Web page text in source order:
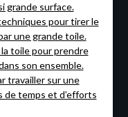
grande surface.
pour tirer le
une grande toile.
toile pour prendre
son ensemble.
travailler sur une
de temps et d’efforts